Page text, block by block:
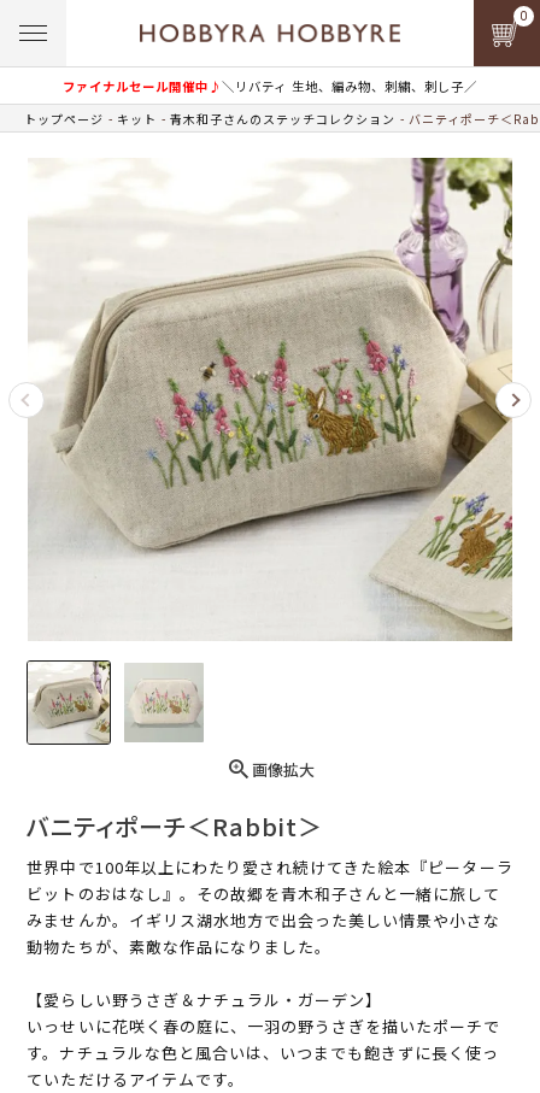
ファイナルセール開催中♪＼リバティ 生地、編み物、刺繍、刺し子／
0
トップページ キット 青木和子さんのステッチコレクション バニティポーチ＜
画像拡大
バニティポーチ＜Rabbit＞
世界中で100年以上にわたり愛され続けてきた絵本『ピーターラ
ビットのおはなし』。その故郷を青木和子さんと一緒に旅して
みませんか。イギリス湖水地方で出会った美しい情景や小さな
動物たちが、素敵な作品になりました。
【愛らしい野うさぎ＆ナチュラル・ガーデン】
いっせいに花咲く春の庭に、一羽の野うさぎを描いたポーチで
す。ナチュラルな色と風合いは、いつまでも飽きずに長く使っ
ていただけるアイテムです。